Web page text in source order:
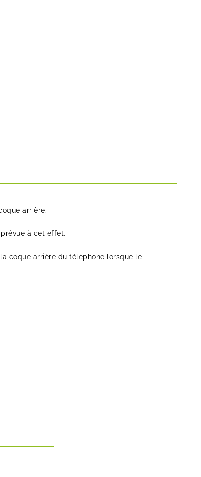
arrière.
à cet effet.
coque arrière du téléphone lorsque le